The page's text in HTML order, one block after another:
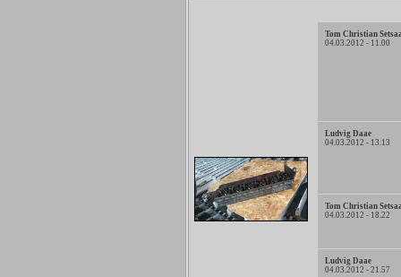
Tom Christian
04.03.2012 - 11.00
Ludvig Daae
04.03.2012 - 13.13
Tom Christian
04.03.2012 - 18.22
Ludvig Daae
04.03.2012 - 21.57